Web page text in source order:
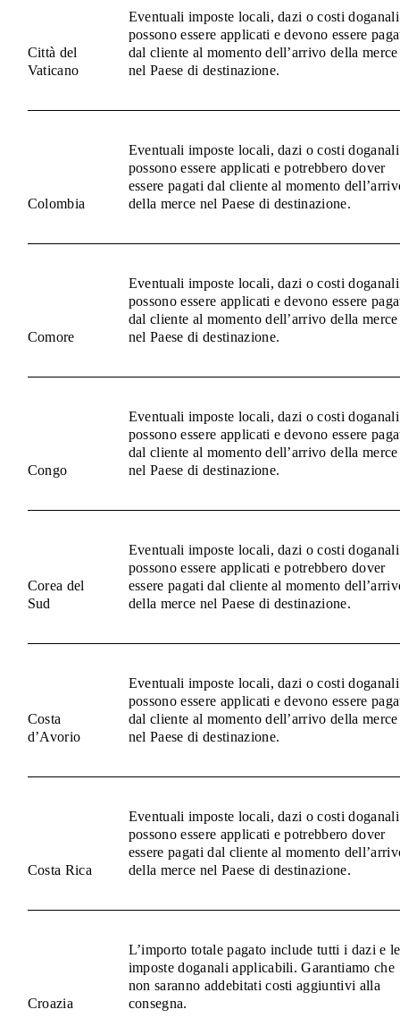
Città del
Vaticano
Eventuali imposte locali, dazi o costi doganali
possono essere applicati e devono essere
dal cliente al momento dell’arrivo della merce
nel Paese di destinazione.
Colombia
Eventuali imposte locali, dazi o costi doganali
possono essere applicati e potrebbero dover
essere pagati dal cliente al momento
della merce nel Paese di destinazione.
Comore
Eventuali imposte locali, dazi o costi doganali
possono essere applicati e devono essere
dal cliente al momento dell’arrivo della merce
nel Paese di destinazione.
Congo
Eventuali imposte locali, dazi o costi doganali
possono essere applicati e devono essere
dal cliente al momento dell’arrivo della merce
nel Paese di destinazione.
Corea del
Sud
Eventuali imposte locali, dazi o costi doganali
possono essere applicati e potrebbero dover
essere pagati dal cliente al momento
della merce nel Paese di destinazione.
Costa
d’Avorio
Eventuali imposte locali, dazi o costi doganali
possono essere applicati e devono essere
dal cliente al momento dell’arrivo della merce
nel Paese di destinazione.
Costa Rica
Eventuali imposte locali, dazi o costi doganali
possono essere applicati e potrebbero dover
essere pagati dal cliente al momento
della merce nel Paese di destinazione.
Croazia
L’importo totale pagato include tutti i dazi e le
imposte doganali applicabili. Garantiamo che
non saranno addebitati costi aggiuntivi alla
consegna.